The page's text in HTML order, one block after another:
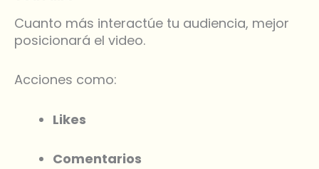
Cuanto más interactúe tu audiencia, mejor
posicionará el video.
Acciones como:
Likes
Comentarios